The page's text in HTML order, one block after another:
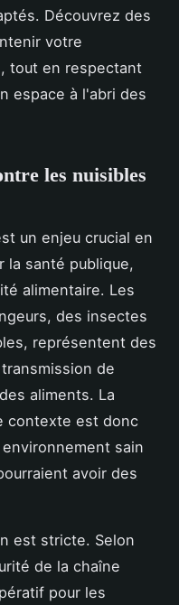
Découvrez des
votre
tout en respectant
espace à l'abri des
les nuisibles
un enjeu crucial en
la santé publique,
alimentaire. Les
des insectes
représentent des
de
aliments. La
contexte est donc
sain
avoir des
est stricte. Selon
de la chaîne
pour les